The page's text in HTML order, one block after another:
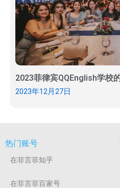
2023菲律宾QQEnglish学校
2023年12月27日
热门账号
在菲言菲知乎
在菲言菲百家号